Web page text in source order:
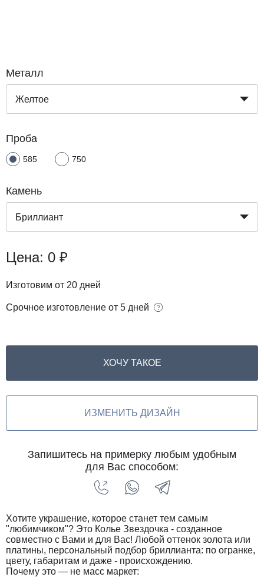
Металл
Желтое
Проба
585 750
Камень
Бриллиант
Цена: 0 ₽
Изготовим от 20 дней
Срочное изготовление от 5 дней
ХОЧУ ТАКОЕ
ИЗМЕНИТЬ ДИЗАЙН
Запишитесь на примерку любым удобным
для Вас способом:
Хотите украшение, которое станет тем самым
"любимчиком"? Это Колье Звездочка - созданное
совместно с Вами и для Вас! Любой оттенок золота или
платины, персональный подбор бриллианта: по огранке,
цвету, габаритам и даже - происхождению.
Почему это — не масс маркет: